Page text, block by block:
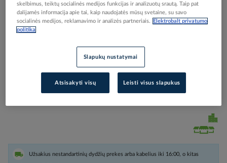
the
beginning
Gnybtas 12p 10mm2 11421 - FTG
Gamintojo prekės kodas
Prisijunkite, norėdami pamatyti kainas
Užsakius nestandartinių dydžių prekes arba kabelius iki 16:00, o kitas
skelbimus, teiktų socialinės medijos funkcijas ir analizuotų srautą. Taip pat
dalijamės informacija apie tai, kaip naudojatės mūsų svetaine, su savo
socialinės medijos, reklamavimo ir analizės partneriais.
Elektrobalt privatumo
politika
Slapukų nustatymai
Atsisakyti visų Leisti visus slapukus